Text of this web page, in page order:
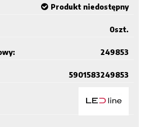
Produkt niedostępny
szt.
0
249853
5901583249853